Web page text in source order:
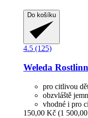
Do košíku
4.5 (125)
Weleda
pro citlivou
obzvláště
vhodné i pro
150,00 Kč (1